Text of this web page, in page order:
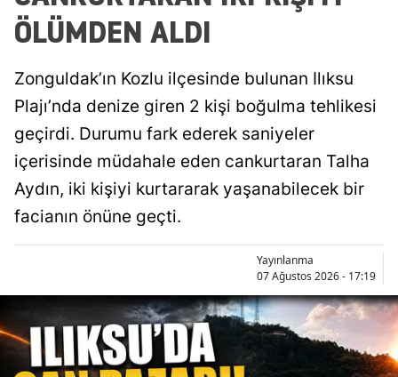
ÖLÜMDEN ALDI
Zonguldak’ın Kozlu ilçesinde bulunan Ilıksu
Plajı’nda denize giren 2 kişi boğulma tehlikesi
geçirdi. Durumu fark ederek saniyeler
içerisinde müdahale eden cankurtaran Talha
Aydın, iki kişiyi kurtararak yaşanabilecek bir
facianın önüne geçti.
Yayınlanma
07 Ağustos 2026 - 17:19